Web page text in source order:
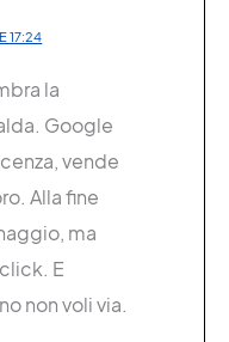
17:24
la
Google
vende
Alla fine
ma
E
non voli via.